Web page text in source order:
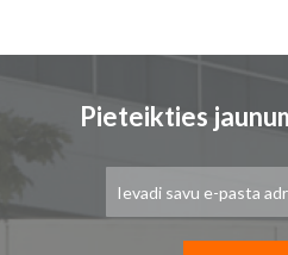
Pieteikties
saņemšanai: